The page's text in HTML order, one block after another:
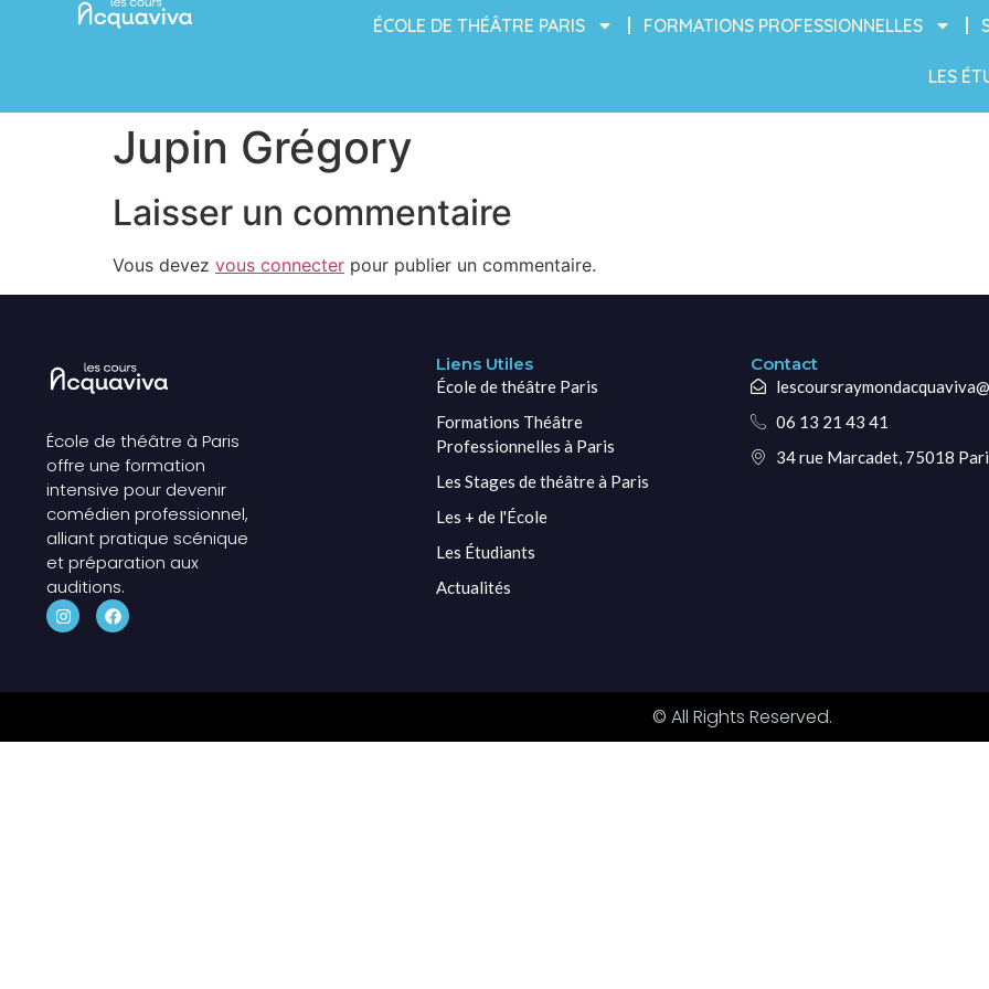
ÉCOLE DE THÉÂTRE PARIS FORMATIONS PROFESSIONNELLES
LES
Jupin Grégory
Laisser un commentaire
Vous devez vous connecter pour publier un commentaire.
École de théâtre à Paris
offre une formation
intensive pour devenir
comédien professionnel,
alliant pratique scénique
et préparation aux
auditions.
Liens Utiles
École de théâtre Paris
Formations Théâtre
Professionnelles à Paris
Les Stages de théâtre à Paris
Les + de l'École
Les Étudiants
Actualités
Contact
06 13 21 43 41
34 rue Marcadet, 75018
© All Rights Reserved.